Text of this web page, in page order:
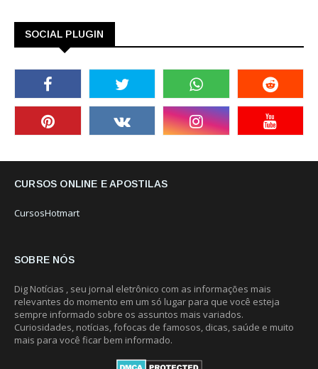
SOCIAL PLUGIN
CURSOS ONLINE E APOSTILAS
CursosHotmart
SOBRE NÓS
Dig Notícias , seu jornal eletrônico com as informações mais
relevantes do momento em um só lugar para que você esteja
sempre informado sobre os assuntos mais variados.
Curiosidades, notícias, fofocas de famosos, dicas, saúde e muito
mais para você ficar bem informado.